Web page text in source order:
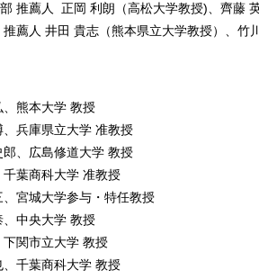
推薦人 正岡 利朗（高松大学教授)、齊藤
推薦人 井田 貴志（熊本県立大学教授）、竹
、熊本大学 教授
、兵庫県立大学 准教授
郎、広島修道大学 教授
千葉商科大学 准教授
、宮城大学参与・特任教授
、中央大学 教授
下関市立大学 教授
、千葉商科大学 教授